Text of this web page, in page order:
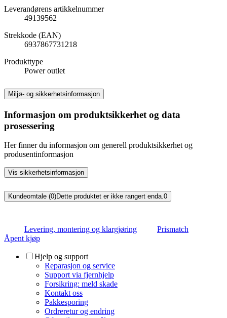
Leverandørens artikkelnummer
49139562
Strekkode (EAN)
6937867731218
Produkttype
Power outlet
Miljø- og sikkerhetsinformasjon
Informasjon om produktsikkerhet og data
prosessering
Her finner du informasjon om generell produktsikkerhet og
produsentinformasjon
Vis sikkerhetsinformasjon
Kundeomtale (0)Dette produktet er ikke rangert enda.0
Levering, montering og klargjøring
Prismatch
Åpent kjøp
Hjelp og support
Reparasjon og service
Support via fjernhjelp
Forsikring: meld skade
Kontakt oss
Pakkesporing
Ordreretur og endring